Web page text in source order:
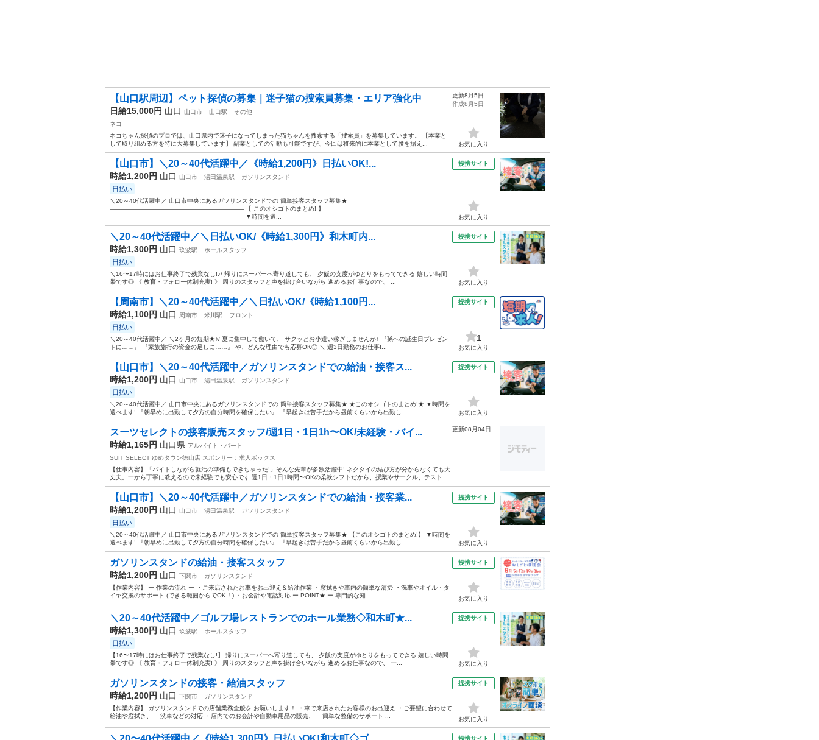
【山口駅周辺】ペット探偵の募集｜迷子猫の捜索員募集・エリア強化中
日給15,000円 山口 山口市 山口駅
その他
ネコ
ネコちゃん探偵のプロでは、山口県内で迷子になってしまった猫ちゃんを捜索する「捜索員」を募集しています。 【本業と
して取り組める方を特に大募集しています】 副業としての活動も可能ですが、今回は将来的に本業として腰を据え...
更新8月5日
作成8月5日
お気に入り
【山口市】＼20～40代活躍中／《時給1,200円》日払いOK!...
時給1,200円 山口 山口市 湯田温泉駅 ガソリンスタンド
日払い
＼20～40代活躍中／ 山口市中央にあるガソリンスタンドでの 簡単接客スタッフ募集★
—————————————————————— 【 このオシゴトのまとめ! 】
—————————————————————— ▼時間を選...
提携サイト
お気に入り
＼20～40代活躍中／＼日払いOK/《時給1,300円》和木町内...
時給1,300円 山口 玖波駅 ホールスタッフ
日払い
＼16〜17時にはお仕事終了で残業なし!♪/ 帰りにスーパーへ寄り道しても、 夕飯の支度がゆとりをもってできる 嬉しい時間
帯です◎ 《 教育・フォロー体制充実! 》 周りのスタッフと声を掛け合いながら 進めるお仕事なので、 ...
提携サイト
お気に入り
【周南市】＼20～40代活躍中／＼日払いOK/《時給1,100円...
時給1,100円 山口 周南市 米川駅 フロント
日払い
＼20～40代活躍中／ ＼2ヶ月の短期★♪/ 夏に集中して働いて、 サクッとお小遣い稼ぎしませんか♪ 『孫への誕生日プレゼン
トに……』 『家族旅行の資金の足しに……』 や、どんな理由でも応募OK◎ ＼ 週3日勤務のお仕事!...
提携サイト
1
お気に入り
【山口市】＼20～40代活躍中／ガソリンスタンドでの給油・接客ス...
時給1,200円 山口 山口市 湯田温泉駅 ガソリンスタンド
日払い
＼20～40代活躍中／ 山口市中央にあるガソリンスタンドでの 簡単接客スタッフ募集★ ★このオシゴトのまとめ!★ ▼時間を
選べます! 『朝早めに出勤して夕方の自分時間を確保したい』 『早起きは苦手だから昼前くらいから出勤し...
提携サイト
お気に入り
スーツセレクトの接客販売スタッフ/週1日・1日1h〜OK/未経験・バイ...
時給1,165円 山口県 アルバイト・パート
SUIT SELECT ゆめタウン徳山店 スポンサー：求人ボックス
【仕事内容】「バイトしながら就活の準備もできちゃった!」そんな先輩が多数活躍中! ネクタイの結び方が分からなくても大
丈夫。一から丁寧に教えるので未経験でも安心です 週1日・1日1時間〜OKの柔軟シフトだから、授業やサークル、テスト...
更新08月04日
【山口市】＼20～40代活躍中／ガソリンスタンドでの給油・接客業...
時給1,200円 山口 山口市 湯田温泉駅 ガソリンスタンド
日払い
＼20～40代活躍中／ 山口市中央にあるガソリンスタンドでの 簡単接客スタッフ募集★ 【このオシゴトのまとめ!】 ▼時間を
選べます! 『朝早めに出勤して夕方の自分時間を確保したい』 『早起きは苦手だから昼前くらいから出勤し...
提携サイト
お気に入り
ガソリンスタンドの給油・接客スタッフ
時給1,200円 山口 下関市
ガソリンスタンド
【作業内容】 ー 作業の流れ ー ・ご来店されたお車をお出迎え＆給油作業 ・窓拭きや車内の簡単な清掃 ・洗車やオイル・タ
イヤ交換のサポート (できる範囲からでOK！) ・お会計や電話対応 ー POINT★ ー 専門的な知...
提携サイト
お気に入り
＼20～40代活躍中／ゴルフ場レストランでのホール業務◇和木町★...
時給1,300円 山口 玖波駅 ホールスタッフ
日払い
【16〜17時にはお仕事終了で残業なし!】 帰りにスーパーへ寄り道しても、 夕飯の支度がゆとりをもってできる 嬉しい時間
帯です◎ 《 教育・フォロー体制充実! 》 周りのスタッフと声を掛け合いながら 進めるお仕事なので、 一...
提携サイト
お気に入り
ガソリンスタンドの接客・給油スタッフ
時給1,200円 山口 下関市
ガソリンスタンド
【作業内容】 ガソリンスタンドでの店舗業務全般を お願いします！ ・車で来店されたお客様のお出迎え ・ご要望に合わせて
給油や窓拭き、 洗車などの対応 ・店内でのお会計や自動車用品の販売、 簡単な整備のサポート ...
提携サイト
お気に入り
提携サイト